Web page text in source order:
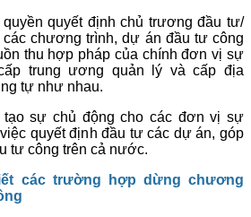
quyết định chủ trương đầu tư/
chương trình, dự án đầu tư công
thu hợp pháp của chính đơn vị sự
trung ương quản lý và cấp địa
tự như nhau.
tạo sự chủ động cho các đơn vị sự
quyết định đầu tư các dự án, góp
tư công trên cả nước.
các trường hợp dừng chương